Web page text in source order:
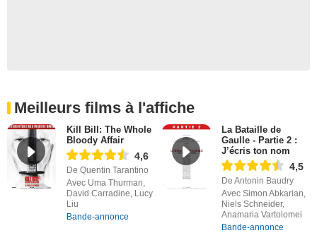
Meilleurs films à l'affiche
Kill Bill: The Whole
Bloody Affair
4,6
De Quentin Tarantino
Avec Uma Thurman,
David Carradine, Lucy
Liu
Bande-annonce
La Bataille de
Gaulle - Partie 2 :
J’écris ton nom
4,5
De Antonin Baudry
Avec Simon Abkarian,
Niels Schneider,
Anamaria Vartolomei
Bande-annonce